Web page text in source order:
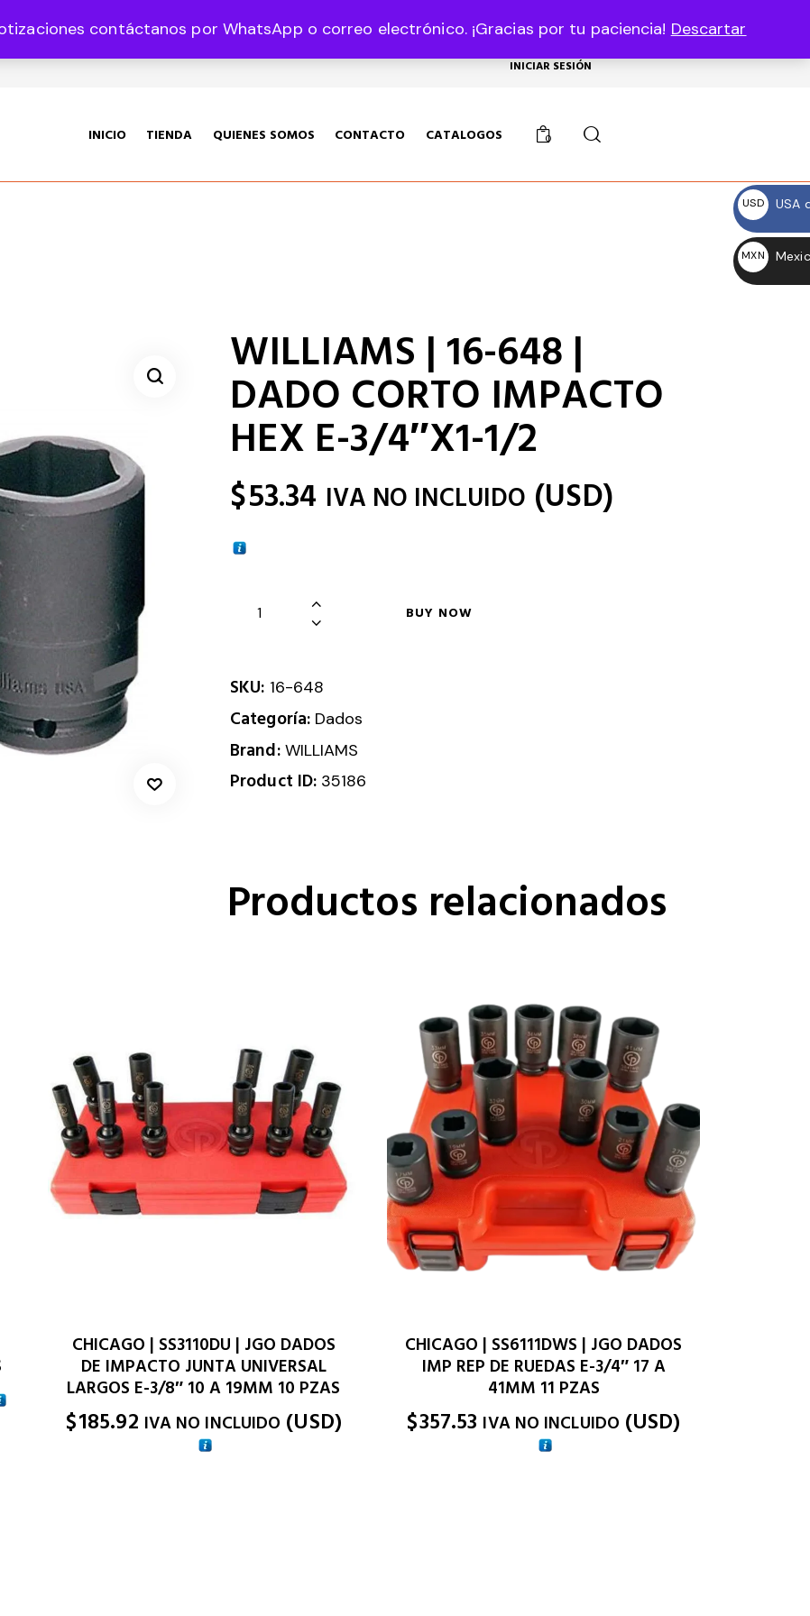
contáctanos por WhatsApp o correo electrónico. ¡Gracias por tu paciencia! Descartar
USD, $
INICIAR SESIÓN
INICIO TIENDA QUIENES SOMOS CONTACTO CATALOGOS 0
WILLIAMS | 16-648 |
DADO CORTO IMPACTO
HEX E-3/4″X1-1/2
$53.34 IVA NO INCLUIDO (USD)
BUY NOW
SKU: 16-648
Categoría: Dados
Brand: WILLIAMS
Product ID: 35186
Productos relacionados
CHICAGO | SS3110DU | JGO DADOS
DE IMPACTO JUNTA UNIVERSAL
LARGOS E-3/8″ 10 A 19MM 10 PZAS
$185.92 IVA NO INCLUIDO (USD)
CHICAGO | SS6111DWS | JGO DADOS
IMP REP DE RUEDAS E-3/4″ 17 A
41MM 11 PZAS
$357.53 IVA NO INCLUIDO (USD)
USD
USA
MXN